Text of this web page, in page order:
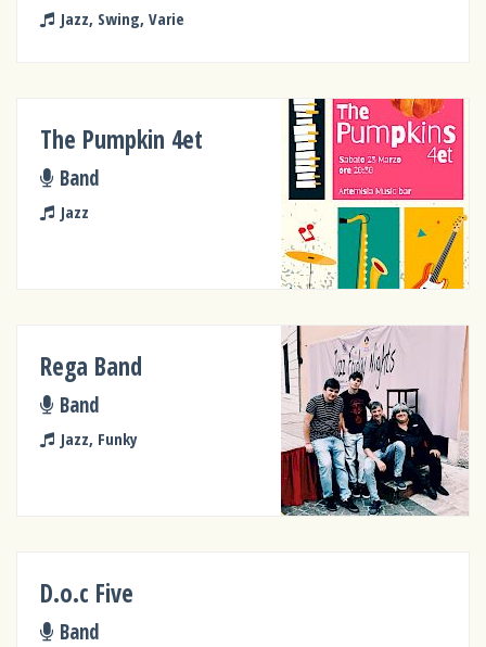
Jazz, Swing, Varie
The Pumpkin 4et
Band
Jazz
Rega Band
Band
Jazz, Funky
D.o.c Five
Band